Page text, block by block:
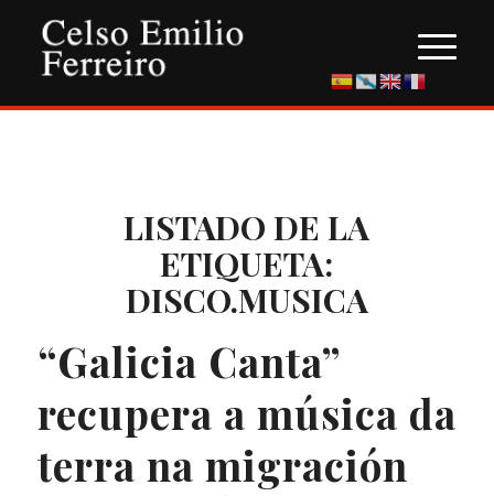
LISTADO DE LA
ETIQUETA:
DISCO.MUSICA
“Galicia Canta”
recupera a música da
terra na migración